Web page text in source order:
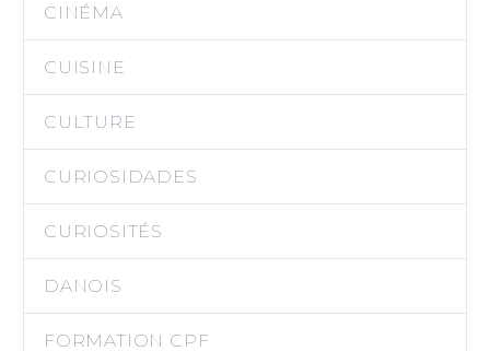
CINÉMA
CUISINE
CULTURE
CURIOSIDADES
CURIOSITÉS
DANOIS
FORMATION CPF